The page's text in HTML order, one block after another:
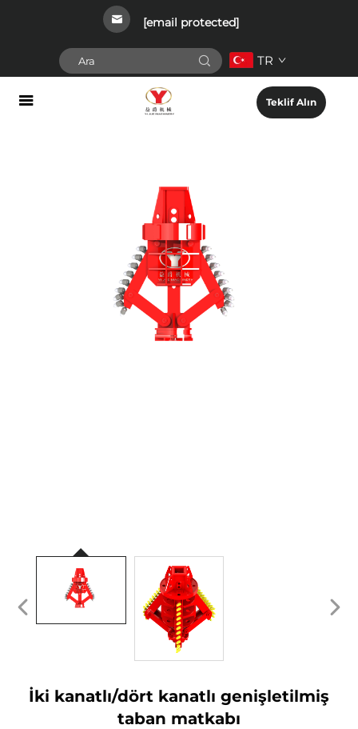
[email protected]
TR
Teklif Alın
İki kanatlı/dört kanatlı genişletilmiş
taban matkabı